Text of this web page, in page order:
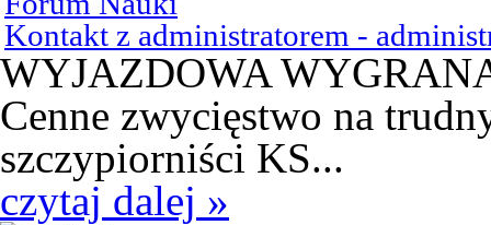
Kontakt z administratorem -
WYJAZDOWA
Cenne zwycięstwo na
szczypiorniści KS...
czytaj dalej »